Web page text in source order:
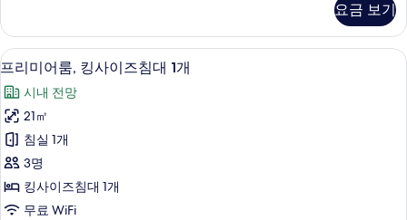
1
개
(Premier)
사
진
모
두
보
기
킹
사
이
침
대
개
(Premier)
자
세
히
요금 보기
프
리
미
어
룸,
킹
사
프리미어룸, 킹사이즈침대 1개 | 미니
3
프리미어룸, 킹사이즈침대 1개
시내 전망
21㎡
침실 1개
3명
킹사이즈침대 1개
무료 WiFi